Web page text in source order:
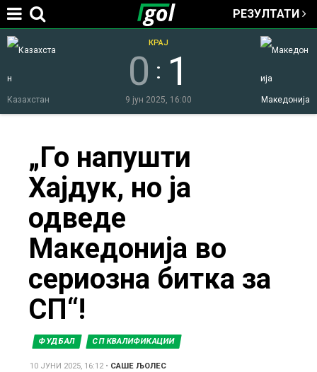
Jump to navigation
РЕЗУЛТАТИ
Казахстан Македонија
0 : 1
КРАЈ
9 јун 2025, 16:00
here
„Го напушти
Хајдук, но ја
одведе
Македонија во
сериозна битка за
СП“!
ФУДБАЛ СП КВАЛИФИКАЦИИ
10 ЈУНИ 2025, 16:12• САШЕ ЉОЛЕС